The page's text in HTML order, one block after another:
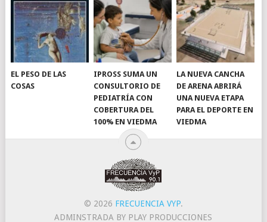
EL PESO DE LAS
COSAS
IPROSS SUMA UN
CONSULTORIO DE
PEDIATRÍA CON
COBERTURA DEL
100% EN VIEDMA
LA NUEVA CANCHA
DE ARENA ABRIRÁ
UNA NUEVA ETAPA
PARA EL DEPORTE EN
VIEDMA
© 2026 FRECUENCIA VYP.
ADMINSTRADA BY PLAY PRODUCCIONES